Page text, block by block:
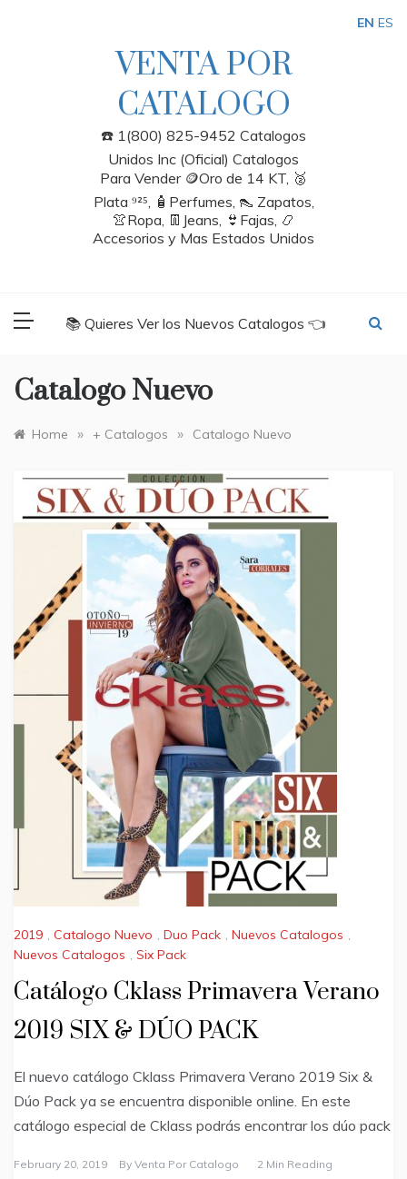
VENTA POR
CATALOGO
☎️ 1(800) 825-9452 Catalogos
Unidos Inc (Oficial) Catalogos
Para Vender 🪙Oro de 14 KT, 🥈
Plata ⁹²⁵, 🧴Perfumes, 👠 Zapatos,
👚Ropa, 👖Jeans, 👙Fajas, 📿
Accesorios y Mas Estados Unidos
📚 Quieres Ver los Nuevos Catalogos 👈
Catalogo Nuevo
Home » + Catalogos » Catalogo Nuevo
2019 , Catalogo Nuevo , Duo Pack , Nuevos Catalogos ,
Nuevos Catalogos , Six Pack
Catálogo Cklass Primavera Verano
2019 SIX & DÚO PACK
El nuevo catálogo Cklass Primavera Verano 2019 Six &
Dúo Pack ya se encuentra disponible online. En este
catálogo especial de Cklass podrás encontrar los dúo pack
February 20, 2019 By Venta Por Catalogo 2 Min Reading
EN ES